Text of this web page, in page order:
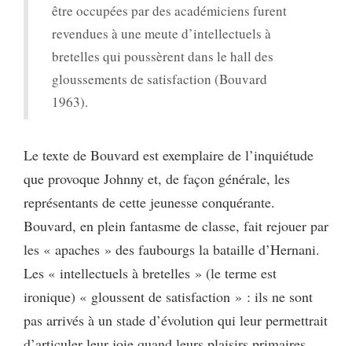
être occupées par des académiciens furent
revendues à une meute d’intellectuels à
bretelles qui poussèrent dans le hall des
gloussements de satisfaction (Bouvard
1963).
Le texte de Bouvard est exemplaire de l’inquiétude
que provoque Johnny et, de façon générale, les
représentants de cette jeunesse conquérante.
Bouvard, en plein fantasme de classe, fait rejouer par
les « apaches » des faubourgs la bataille d’Hernani.
Les « intellectuels à bretelles » (le terme est
ironique) « gloussent de satisfaction » : ils ne sont
pas arrivés à un stade d’évolution qui leur permettrait